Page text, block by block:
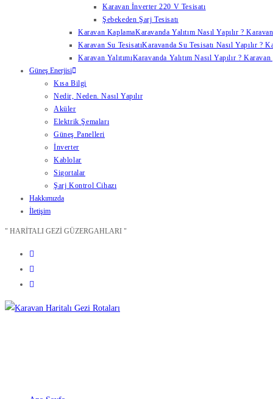
Karavan İnverter 220 V Tesisatı
Şebekeden Şarj Tesisatı
Karavan KaplamaKaravanda Yalıtım Nasıl Yapılır ?
Karavan Su TesisatıKaravanda Su Tesisatı Nasıl Yapılır ?
Karavan YalıtımıKaravanda Yalıtım Nasıl Yapılır ?
Güneş Enerjisi
Kısa Bilgi
Nedir, Neden. Nasıl Yapılır
Aküler
Elektrik Şemaları
Güneş Panelleri
İnverter
Kablolar
Sigortalar
Şarj Kontrol Cihazı
Hakkımızda
İletişim
" HARİTALI GEZİ GÜZERGAHLARI "